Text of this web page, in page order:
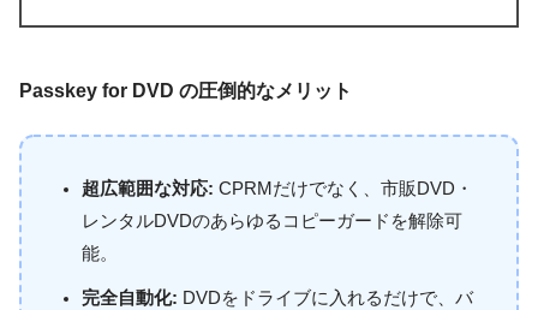
Passkey for DVD の圧倒的なメリット
超広範囲な対応: CPRMだけでなく、市販DVD・
レンタルDVDのあらゆるコピーガードを解除可
能。
完全自動化: DVDをドライブに入れるだけで、バ